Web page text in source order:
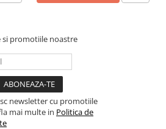
si promotiile noastre
newsletter cu promotiile
mai multe in Politica de